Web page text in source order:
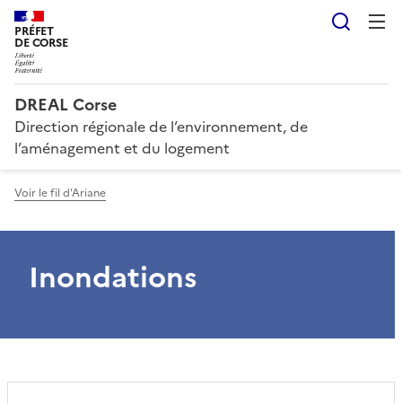
PRÉFET
DE CORSE
DREAL Corse
Direction régionale de l’environnement, de
l’aménagement et du logement
Voir le fil d'Ariane
Inondations